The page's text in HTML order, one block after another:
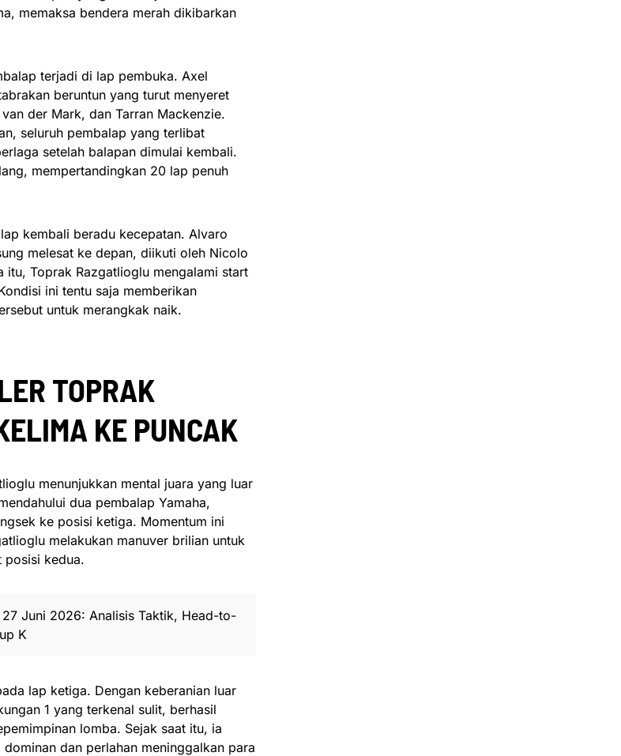
memaksa bendera merah dikibarkan
terjadi di lap pembuka. Axel
beruntun yang turut menyeret
der Mark, dan Tarran Mackenzie.
seluruh pembalap yang terlibat
setelah balapan dimulai kembali.
mempertandingkan 20 lap penuh
kembali beradu kecepatan. Alvaro
melesat ke depan, diikuti oleh Nicolo
itu, Toprak Razgatlioglu mengalami start
ini tentu saja memberikan
untuk merangkak naik.
TOPRAK
KE PUNCAK
menunjukkan mental juara yang luar
dua pembalap Yamaha,
ke posisi ketiga. Momentum ini
melakukan manuver brilian untuk
posisi kedua.
Juni 2026: Analisis Taktik, Head-to-
K
lap ketiga. Dengan keberanian luar
1 yang terkenal sulit, berhasil
lomba. Sejak saat itu, ia
dan perlahan meninggalkan para